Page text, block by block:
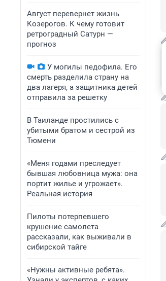
Август перевернет жизнь
Козерогов. К чему готовит
ретроградный Сатурн —
прогноз
У могилы педофила. Его
смерть разделила страну на
два лагеря, а защитника детей
отправила за решетку
В Таиланде простились с
убитыми братом и сестрой из
Тюмени
«Меня годами преследует
бывшая любовница мужа: она
портит жилье и угрожает».
Реальная история
Пилоты потерпевшего
крушение самолета
рассказали, как выживали в
сибирской тайге
«Нужны активные ребята».